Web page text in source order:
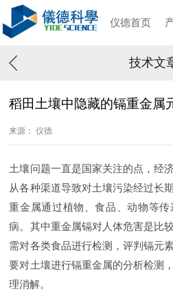
仪德首页
技术文
稻田土壤中隐藏的镉重金属
来源： 仪德
土壤问题一直是国家关注的点，经
从各种渠道导致对土壤污染经过长
重金属通过植物、食品、动物等
病。其中重金属镉对人体危害是比
需对各类食品进行检测，评判镉元
要对土壤进行镉重金属的分析检测
理消解。